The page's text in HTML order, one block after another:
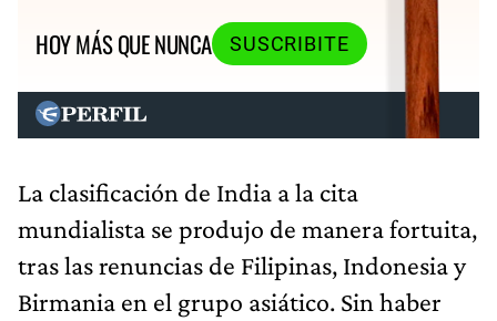
HOY MÁS QUE NUNCA
SUSCRIBITE
La clasificación de India a la cita
mundialista se produjo de manera fortuita,
tras las renuncias de Filipinas, Indonesia y
Birmania en el grupo asiático. Sin haber